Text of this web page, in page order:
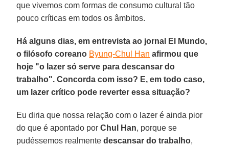
que vivemos com formas de consumo cultural tão
pouco críticas em todos os âmbitos.
Há alguns dias, em entrevista ao jornal El Mundo,
o filósofo coreano Byung-Chul Han afirmou que
hoje "o lazer só serve para descansar do
trabalho". Concorda com isso? E, em todo caso,
um lazer crítico pode reverter essa situação?
Eu diria que nossa relação com o lazer é ainda pior
do que é apontado porChul Han, porque se
pudéssemos realmentedescansar do trabalho,